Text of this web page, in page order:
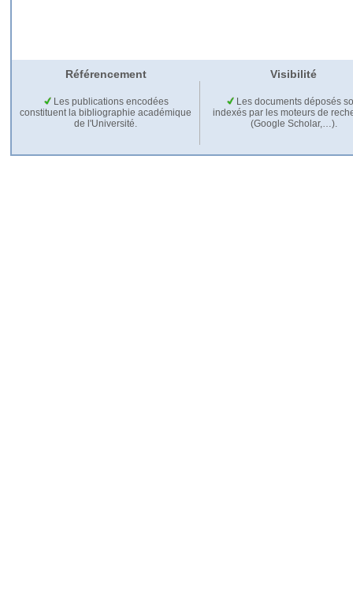
Référencement Visibilité
Les publications encodées
constituent la bibliographie académique
de l'Université.
Les documents déposés
indexés par les moteurs de
(Google Scholar,…).